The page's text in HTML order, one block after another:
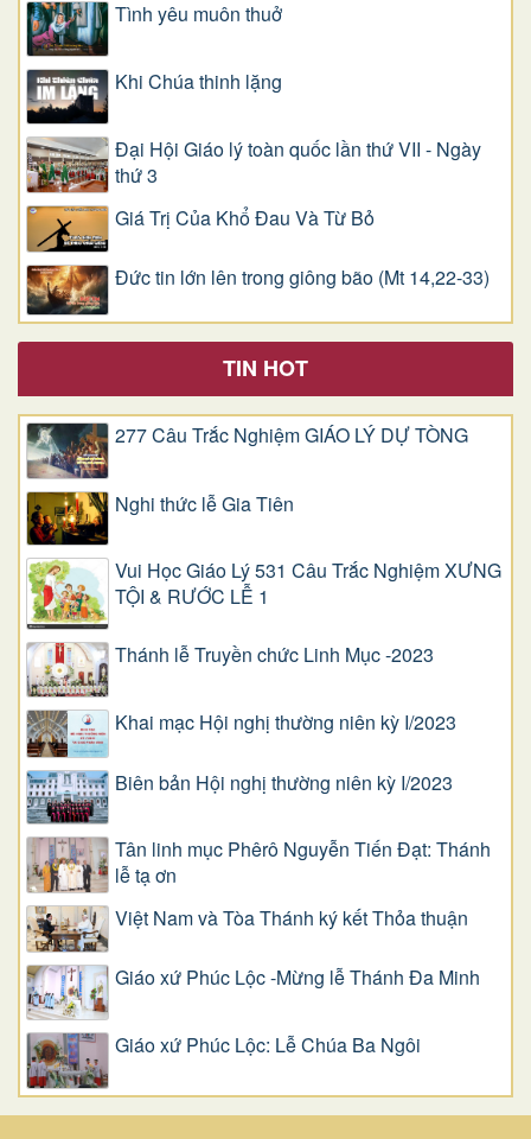
Tình yêu muôn thuở
Khi Chúa thinh lặng
Đại Hội Giáo lý toàn quốc lần thứ VII - Ngày
thứ 3
Giá Trị Của Khổ Ðau Và Từ Bỏ
Đức tin lớn lên trong giông bão (Mt 14,22-33)
TIN HOT
277 Câu Trắc Nghiệm GIÁO LÝ DỰ TÒNG
Nghi thức lễ Gia Tiên
Vui Học Giáo Lý 531 Câu Trắc Nghiệm XƯNG
TỘI & RƯỚC LỄ 1
Thánh lễ Truyền chức Linh Mục -2023
Khai mạc Hội nghị thường niên kỳ I/2023
Biên bản Hội nghị thường niên kỳ I/2023
Tân linh mục Phêrô Nguyễn Tiến Đạt: Thánh
lễ tạ ơn
Việt Nam và Tòa Thánh ký kết Thỏa thuận
Giáo xứ Phúc Lộc -Mừng lễ Thánh Đa Minh
Giáo xứ Phúc Lộc: Lễ Chúa Ba Ngôi